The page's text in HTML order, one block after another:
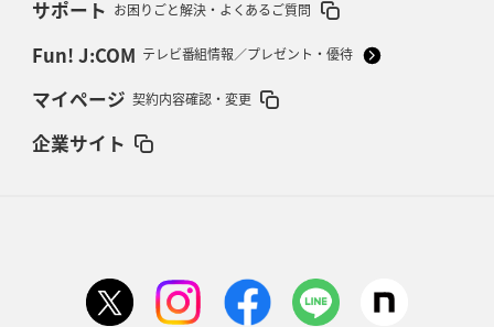
サポート お困りごと解決・よくあるご質問
Fun! J:COM テレビ番組情報／プレゼント・優待
マイページ 契約内容確認・変更
企業サイト